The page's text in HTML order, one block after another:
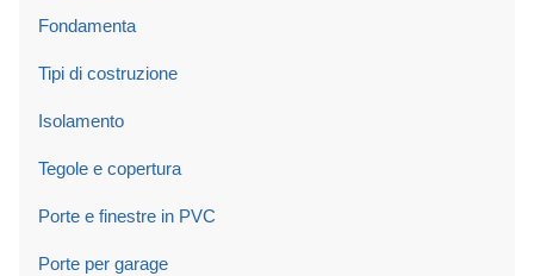
Fondamenta
Tipi di costruzione
Isolamento
Tegole e copertura
Porte e finestre in PVC
Porte per garage